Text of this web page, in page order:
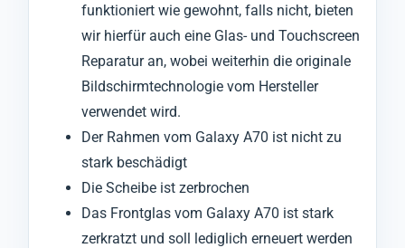
funktioniert wie gewohnt, falls nicht, bieten
wir hierfür auch eine Glas- und Touchscreen
Reparatur an, wobei weiterhin die originale
Bildschirmtechnologie vom Hersteller
verwendet wird.
Der Rahmen vom Galaxy A70 ist nicht zu
stark beschädigt
Die Scheibe ist zerbrochen
Das Frontglas vom Galaxy A70 ist stark
zerkratzt und soll lediglich erneuert werden